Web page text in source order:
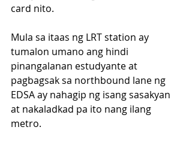
card nito.
Mula sa itaas ng LRT station ay
tumalon umano ang hindi
pinangalanan estudyante at
pagbagsak sa northbound lane ng
EDSA ay nahagip ng isang sasakyan
at nakaladkad pa ito nang ilang
metro.